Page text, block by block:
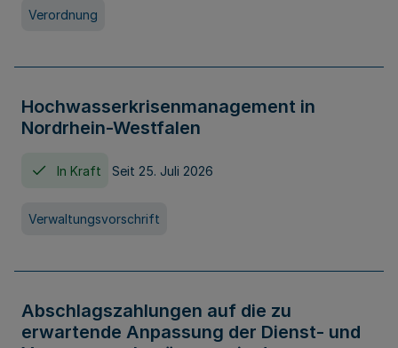
Verordnung
Hochwasserkrisenmanagement in
Nordrhein-Westfalen
In Kraft Seit 25. Juli 2026
Verwaltungsvorschrift
Abschlagszahlungen auf die zu
erwartende Anpassung der Dienst- und